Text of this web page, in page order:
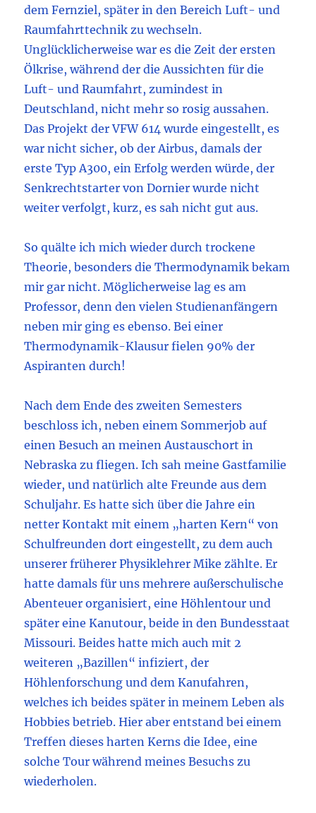
dem Fernziel, später in den Bereich Luft- und
Raumfahrttechnik zu wechseln.
Unglücklicherweise war es die Zeit der ersten
Ölkrise, während der die Aussichten für die
Luft- und Raumfahrt, zumindest in
Deutschland, nicht mehr so rosig aussahen.
Das Projekt der VFW 614 wurde eingestellt, es
war nicht sicher, ob der Airbus, damals der
erste Typ A300, ein Erfolg werden würde, der
Senkrechtstarter von Dornier wurde nicht
weiter verfolgt, kurz, es sah nicht gut aus.
So quälte ich mich wieder durch trockene
Theorie, besonders die Thermodynamik bekam
mir gar nicht. Möglicherweise lag es am
Professor, denn den vielen Studienanfängern
neben mir ging es ebenso. Bei einer
Thermodynamik-Klausur fielen 90% der
Aspiranten durch!
Nach dem Ende des zweiten Semesters
beschloss ich, neben einem Sommerjob auf
einen Besuch an meinen Austauschort in
Nebraska zu fliegen. Ich sah meine Gastfamilie
wieder, und natürlich alte Freunde aus dem
Schuljahr. Es hatte sich über die Jahre ein
netter Kontakt mit einem „harten Kern“ von
Schulfreunden dort eingestellt, zu dem auch
unserer früherer Physiklehrer Mike zählte. Er
hatte damals für uns mehrere außerschulische
Abenteuer organisiert, eine Höhlentour und
später eine Kanutour, beide in den Bundesstaat
Missouri. Beides hatte mich auch mit 2
weiteren „Bazillen“ infiziert, der
Höhlenforschung und dem Kanufahren,
welches ich beides später in meinem Leben als
Hobbies betrieb. Hier aber entstand bei einem
Treffen dieses harten Kerns die Idee, eine
solche Tour während meines Besuchs zu
wiederholen.